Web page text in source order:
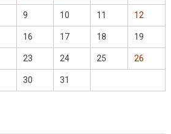
9 10 11 12
16 17 18 19
23 24 25 26
30 31